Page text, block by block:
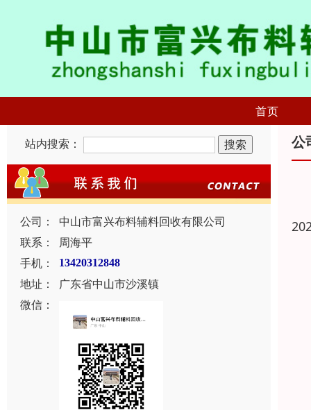
首页
站内搜索：
公司：
中山市富兴布料辅料回收有限公司
联系：
周海平
手机：
13420312848
地址：
广东省中山市沙溪镇
微信：
公